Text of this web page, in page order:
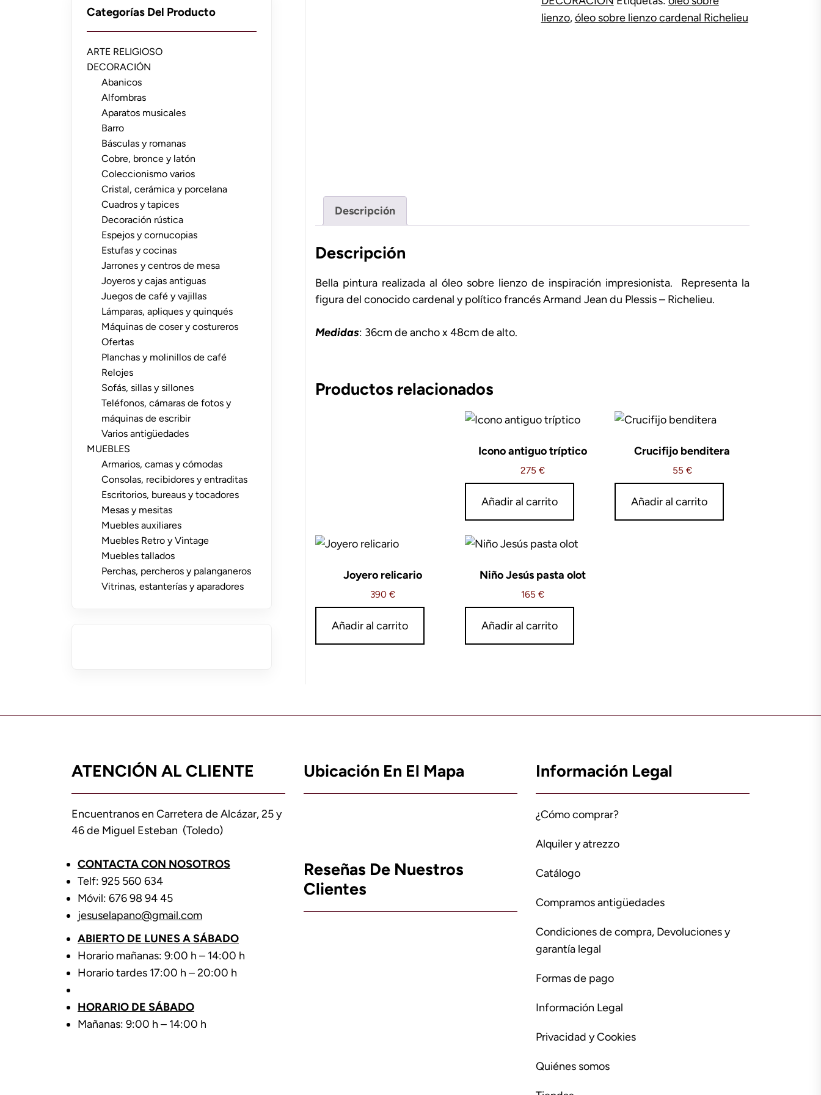
lienzo,óleo sobre lienzo cardenal Richelieu
Descripción
Descripción
Bella pintura realizada al óleo sobre lienzo de inspiración impresionista. Representa la
figura del conocido cardenal y político francés Armand Jean du Plessis – Richelieu.
Medidas: 36cm de ancho x 48cm de alto.
Productos relacionados
Icono antiguo tríptico
275 €
Añadir al carrito
Crucifijo benditera
55 €
Añadir al carrito
Joyero relicario
390 €
Añadir al carrito
Niño Jesús pasta olot
165 €
Añadir al carrito
Categorías Del Producto
ARTE RELIGIOSO
DECORACIÓN
Abanicos
Alfombras
Aparatos musicales
Barro
Básculas y romanas
Cobre, bronce y latón
Coleccionismo varios
Cristal, cerámica y porcelana
Cuadros y tapices
Decoración rústica
Espejos y cornucopias
Estufas y cocinas
Jarrones y centros de mesa
Joyeros y cajas antiguas
Juegos de café y vajillas
Lámparas, apliques y quinqués
Máquinas de coser y costureros
Ofertas
Planchas y molinillos de café
Relojes
Sofás, sillas y sillones
Teléfonos, cámaras de fotos y
máquinas de escribir
Varios antigüedades
MUEBLES
Armarios, camas y cómodas
Consolas, recibidores y entraditas
Escritorios, bureaus y tocadores
Mesas y mesitas
Muebles auxiliares
Muebles Retro y Vintage
Muebles tallados
Perchas, percheros y palanganeros
Vitrinas, estanterías y aparadores
ATENCIÓN AL CLIENTE
Encuentranos en Carretera de Alcázar, 25 y
46 de Miguel Esteban (Toledo)
CONTACTA CON NOSOTROS
Telf: 925 560 634
Móvil: 676 98 94 45
jesuselapano@gmail.com
ABIERTO DE LUNES A SÁBADO
Horario mañanas: 9:00 h – 14:00 h
Horario tardes 17:00 h – 20:00 h
HORARIO DE SÁBADO
Mañanas: 9:00 h – 14:00 h
Ubicación En El Mapa
Reseñas De Nuestros
Clientes
Información Legal
¿Cómo comprar?
Alquiler y atrezzo
Catálogo
Compramos antigüedades
Condiciones de compra, Devoluciones y
garantía legal
Formas de pago
Información Legal
Privacidad y Cookies
Quiénes somos